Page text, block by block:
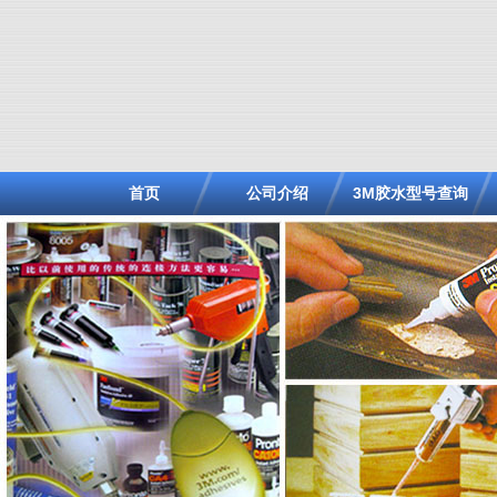
首页 公司介绍 3M胶水型号查询